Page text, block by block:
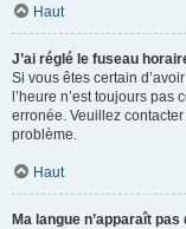
Haut
J’ai réglé le fuseau
Si vous êtes certain
l’heure n’est toujours
erronée. Veuillez
problème.
Haut
Ma langue n’apparaît